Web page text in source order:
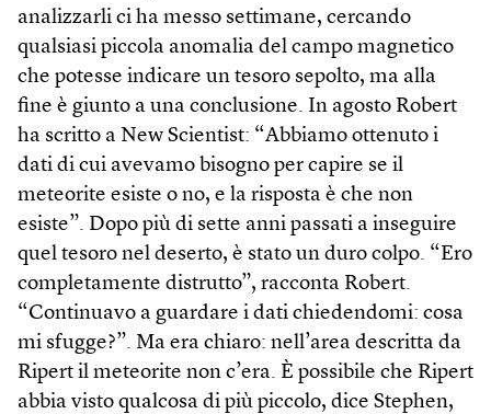
analizzarli ci ha messo settimane, cercando
qualsiasi piccola anomalia del campo magnetico
che potesse indicare un tesoro sepolto, ma alla
fine è giunto a una conclusione. In agosto Robert
ha scritto a New Scientist: “Abbiamo ottenuto i
dati di cui avevamo bisogno per capire se il
meteorite esiste o no, e la risposta è che non
esiste”. Dopo più di sette anni passati a inseguire
quel tesoro nel deserto, è stato un duro colpo. “Ero
completamente distrutto”, racconta Robert.
“Continuavo a guardare i dati chiedendomi: cosa
mi sfugge?”. Ma era chiaro: nell’area descritta da
Ripert il meteorite non c’era. È possibile che Ripert
abbia visto qualcosa di più piccolo, dice Stephen,